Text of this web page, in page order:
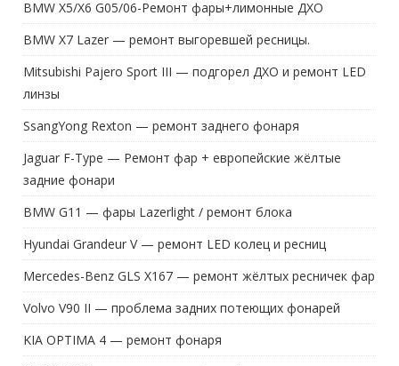
BMW X7 Lazer — ремонт выгоревшей ресницы.
Mitsubishi Pajero Sport III — подгорел ДХО и ремонт LED
линзы
SsangYong Rexton — ремонт заднего фонаря
Jaguar F-Type — Ремонт фар + европейские жёлтые
задние фонари
BMW G11 — фары Lazerlight / ремонт блока
Hyundai Grandeur V — ремонт LED колец и ресниц
Mercedes-Benz GLS X167 — ремонт жёлтых ресничек фар
Volvo V90 II — проблема задних потеющих фонарей
KIA OPTIMA 4 — ремонт фонаря
VOLVO S60 — замена стекла фары+отражатель